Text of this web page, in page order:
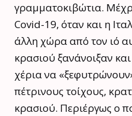
γραμματοκιβώτια.
Covid-19, όταν και η
άλλη χώρα από τον ιό
κρασιού ξανάνοιξαν
χέρια να
πέτρινους τοίχους,
κρασιού. Περιέργως ο